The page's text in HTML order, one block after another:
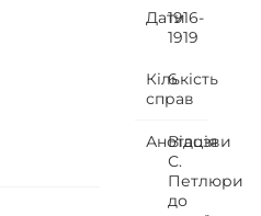
Дати1916-
1919
Кількість
справ
6
Анотація
Відозви
С.
Петлюри
до